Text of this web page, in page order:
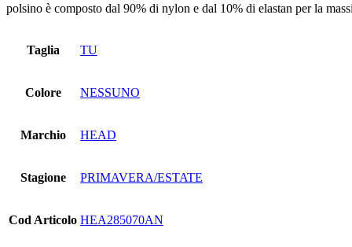
polsino è composto dal 90% di nylon e dal 10% di elastan per la
Taglia TU
Colore NESSUNO
Marchio HEAD
Stagione PRIMAVERA/ESTATE
Cod Articolo HEA285070AN